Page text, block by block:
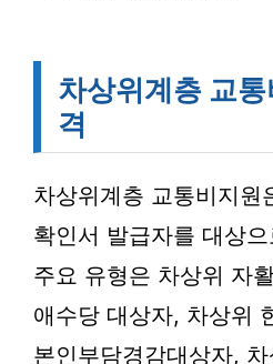
차상위계층 교
격
차상위계층 교통비지원
확인서 발급자를 대상
주요 유형은 차상위 자
애수당 대상자, 차상위
본인부담경감대상자, 차